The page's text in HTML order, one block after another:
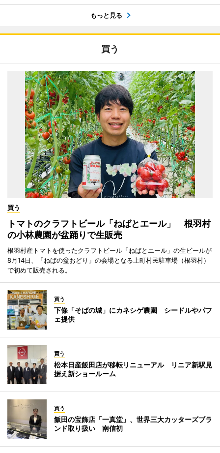
もっと見る
買う
買う
トマトのクラフトビール「ねばとエール」 根羽村
の小林農園が盆踊りで生販売
根羽村産トマトを使ったクラフトビール「ねばとエール」の生ビールが
8月14日、「ねばの盆おどり」の会場となる上町村民駐車場（根羽村）
で初めて販売される。
買う
下條「そばの城」にカネシゲ農園 シードルやパフ
ェ提供
買う
松本日産飯田店が移転リニューアル リニア新駅見
据え新ショールーム
買う
飯田の宝飾店「一真堂」、世界三大カッターズブラ
ンド取り扱い 南信初